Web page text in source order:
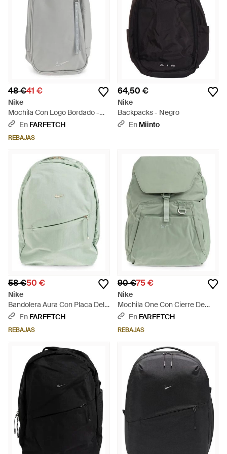
48 €41 €
Nike
Mochila Con Logo Bordado -
GrisEn FARFETCH
REBAJAS
64,50 €
Nike
Backpacks - Negro
En Miinto
58 €50 €
Nike
Bandolera Aura Con Placa Del
Logo - Verde
En FARFETCH
REBAJAS
90 €75 €
Nike
Mochila One Con Cierre De
Hebilla Y Solapa Superior -
En FARFETCH
REBAJAS